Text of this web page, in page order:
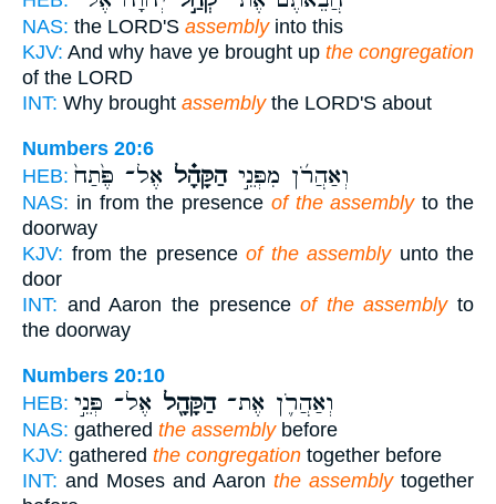
NAS: the LORD'S assemblyinto this
KJV: And why have ye brought up the congregation
of the LORD
INT: Why brought assemblythe LORD'S about
Numbers 20:6
HEB:
וְאַהֲרֹ֜ן מִפְּנֵ֣יהַקָּהָ֗ל אֶל־ פֶּ֙תַח֙
NAS: in from the presence of the assemblyto the
doorway
KJV: from the presence of the assemblyunto the
door
INT: and Aaron the presenceof the assemblyto
the doorway
Numbers 20:10
HEB:
וְאַהֲרֹ֛ן אֶת־הַקָּהָ֖ל אֶל־ פְּנֵ֣י
NAS: gathered the assemblybefore
KJV: gathered the congregation together before
INT: and Moses and Aaron the assemblytogether